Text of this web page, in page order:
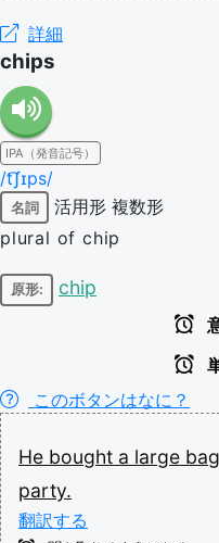
詳細
chips
IPA（発音記号）
/t͡ʃɪps/
名詞 活用形 複数形
plural of chip
原形: chip
このボタンはなに？
He bought a large bag
party.
翻訳する